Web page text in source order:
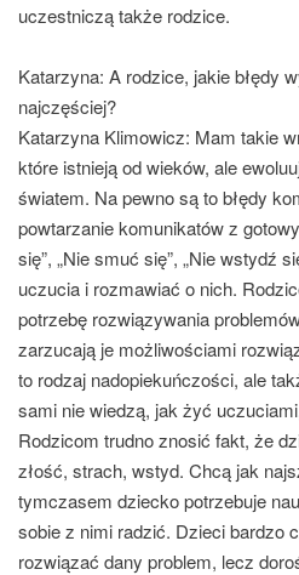
uczestniczą także rodzice.
Katarzyna: A rodzice, jakie błędy
najczęściej?
Katarzyna Klimowicz: Mam takie
które istnieją od wieków, ale
światem. Na pewno są to błędy
powtarzanie komunikatów z
się”, „Nie smuć się”, „Nie wstydź
uczucia i rozmawiać o nich.
potrzebę rozwiązywania
zarzucają je możliwościami
to rodzaj nadopiekuńczości, ale
sami nie wiedzą, jak żyć
Rodzicom trudno znosić fakt, że
złość, strach, wstyd. Chcą jak
tymczasem dziecko potrzebuje
sobie z nimi radzić. Dzieci bardzo
rozwiązać dany problem, lecz